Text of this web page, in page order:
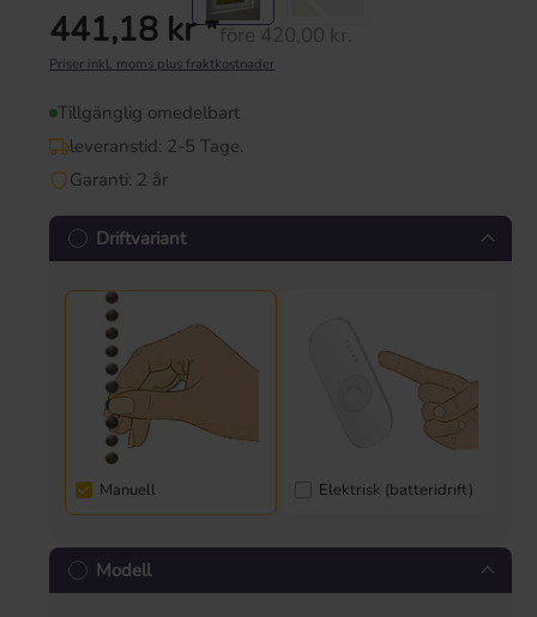
Ordinarie pris:
441,18 kr *före 420,00 kr.
Priser inkl. moms plus fraktkostnader
Tillgänglig omedelbart
leveranstid: 2-5 Tage.
Garanti: 2 år
Driftvariant
Manuell Elektrisk (batteridrift)
Modell